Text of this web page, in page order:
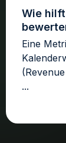
Wie hilft
Eine
...